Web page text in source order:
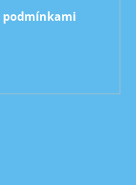
podmínkami